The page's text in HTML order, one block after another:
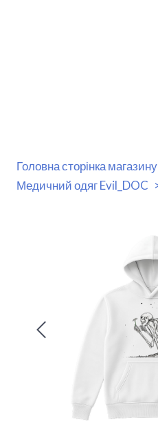
Головна сторінка магазину
Медичний одяг Evil_DOC